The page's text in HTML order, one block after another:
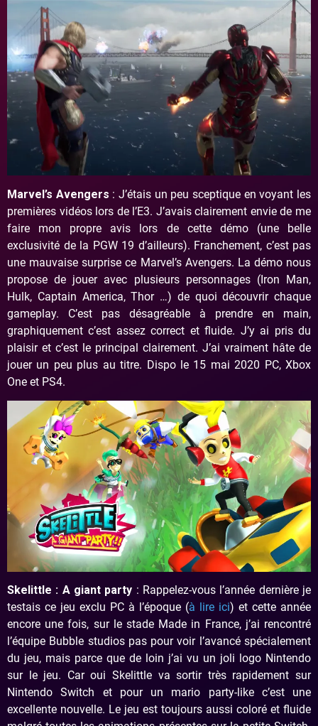
Marvel’s Avengers : J’étais un peu sceptique en voyant les
premières vidéos lors de l’E3. J’avais clairement envie de me
faire mon propre avis lors de cette démo (une belle
exclusivité de la PGW 19 d’ailleurs). Franchement, c’est pas
une mauvaise surprise ce Marvel’s Avengers. La démo nous
propose de jouer avec plusieurs personnages (Iron Man,
Hulk, Captain America, Thor …) de quoi découvrir chaque
gameplay. C’est pas désagréable à prendre en main,
graphiquement c’est assez correct et fluide. J’y ai pris du
plaisir et c’est le principal clairement. J’ai vraiment hâte de
jouer un peu plus au titre. Dispo le 15 mai 2020 PC, Xbox
One et PS4.
Skelittle : A giant party : Rappelez-vous l’année dernière je
testais ce jeu exclu PC à l’époque (à lire ici) et cette année
encore une fois, sur le stade Made in France, j’ai rencontré
l’équipe Bubble studios pas pour voir l’avancé spécialement
du jeu, mais parce que de loin j’ai vu un joli logo Nintendo
sur le jeu. Car oui Skelittle va sortir très rapidement sur
Nintendo Switch et pour un mario party-like c’est une
excellente nouvelle. Le jeu est toujours aussi coloré et fluide